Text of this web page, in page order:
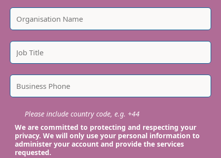
Please include country code, e.g. +44
We are committed to protecting and respecting your
privacy. We will only use your personal information to
administer your account and provide the services
requested.